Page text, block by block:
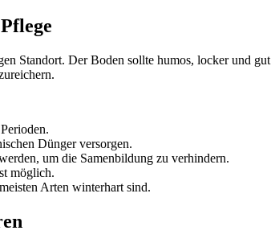
Standort. Der Boden sollte humos, locker und
Dünger versorgen.
um die Samenbildung zu verhindern.
möglich.
Arten winterhart sind.